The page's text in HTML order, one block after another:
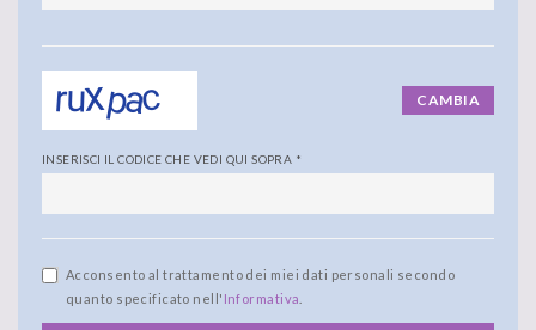
CAMBIA
INSERISCI IL CODICE CHE VEDI QUI SOPRA *
Acconsento al trattamento dei miei dati personali secondo
quanto specificato nell' Informativa